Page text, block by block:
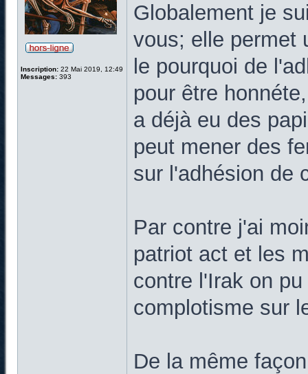
Inscription: 22 Mai 2019, 12:49
Messages: 393
Globalement je
vous; elle permet
le pourquoi de
pour être
a déjà eu des
peut mener des
sur l'adhésion de
Par contre j'ai
patriot act et les
contre l'Irak on
complotisme sur
De la même